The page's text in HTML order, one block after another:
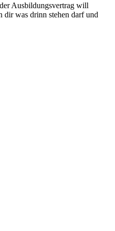
Ausbildungsvertrag will
dir was drinn stehen darf und